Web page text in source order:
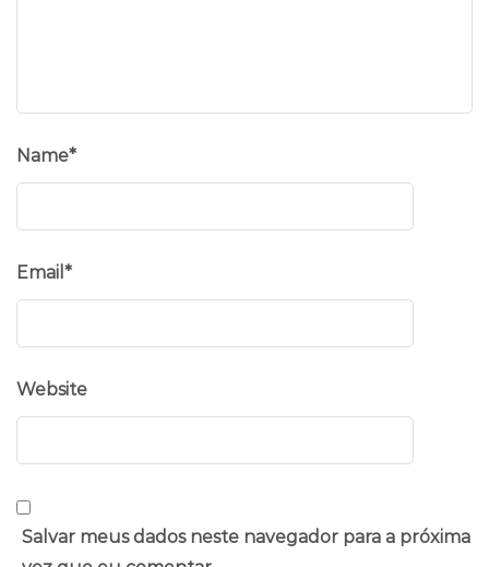
Name*
Email *
Website
Salvar meus dados neste navegador para a próxima